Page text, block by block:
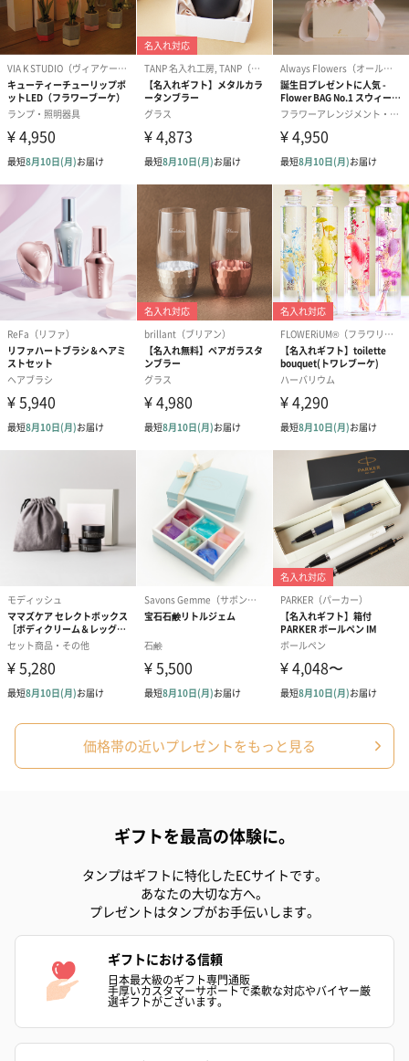
価格帯の近いプレゼントをもっと見る
ギフトを最高の体験に。
タンプはギフトに特化したECサイトです。
あなたの大切な方へ。
プレゼントはタンプがお手伝いします。
ギフトにおける信頼
日本最大級のギフト専門通販
手厚いカスタマーサポートで柔軟な対応やバイヤー厳
選ギフトがございます。